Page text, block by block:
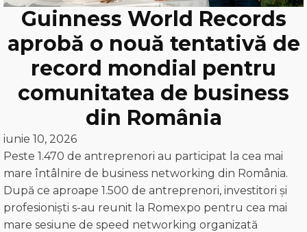
Guinness World Records
aprobă o nouă tentativă de
record mondial pentru
comunitatea de business
din România
iunie 10, 2026
Peste 1.470 de antreprenori au participat la cea mai
mare întâlnire de business networking din România.
După ce aproape 1.500 de antreprenori, investitori și
profesioniști s-au reunit la Romexpo pentru cea mai
mare sesiune de speed networking organizată